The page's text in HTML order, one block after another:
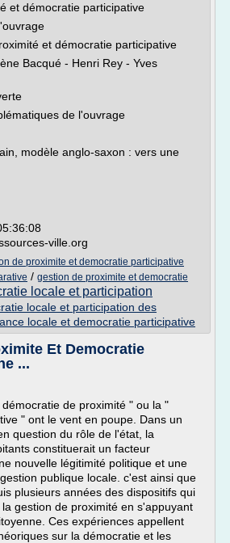
et démocratie participative
et démocratie participative
Bacqué - Henri Rey - Yves
de l'ouvrage
modèle anglo-saxon : vers une
ville.org
de proximite et democratie participative
/ gestion de proximite et democratie
locale et participation
locale et participation des
locale et democratie participative
Et Democratie
...
de proximité " ou la "
" ont le vent en poupe. Dans un
question du rôle de l'état, la
constituerait un facteur
nouvelle légitimité politique et une
publique locale. c'est ainsi que
plusieurs années des dispositifs qui
gestion de proximité en s'appuyant
Ces expériences appellent
sur la démocratie et les